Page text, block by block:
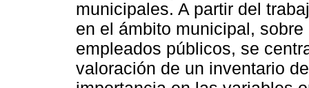
municipales. A partir del
en el ámbito municipal,
empleados públicos, se
valoración de un inventario